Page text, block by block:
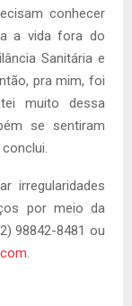
conhecer
a vida fora do
Sanitária e
pra mim, foi
muito dessa
se sentiram
irregularidades
por meio da
98842-8481 ou
.